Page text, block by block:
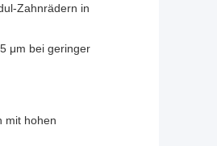
Zahnrädern in
μm bei geringer
mit hohen